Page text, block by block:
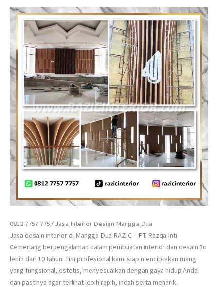
0812 7757 7757 Jasa Interior Design Mangga Dua
Jasa desain interior di Mangga Dua RAZIC – PT. Razqa Inti
Cemerlang berpengalaman dalam pembuatan interior dan desain 3d
lebih dari 10 tahun. Tim profesional kami siap menciptakan ruang
yang fungsional, estetis, menyesuaikan dengan gaya hidup Anda
dan pastinya agar terlihat lebih rapih, indah serta menarik.